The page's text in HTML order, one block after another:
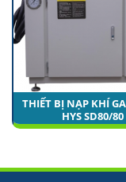
THIẾT BỊ NẠP KHÍ
HYS SD80/80